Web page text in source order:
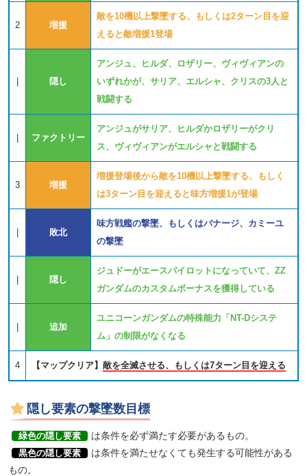
2 増援
敵を10機以上撃墜する、もしくは2ターン目を迎
えると敵増援1登場
| 隠し
アンジュ、ヒルダ、ロザリー、ヴィヴィアンの
いずれかが、サリア、エルシャ、クリスの3人と
戦闘する
| ファクトリー
アンジュがサリア、ヒルダかロザリーがクリ
ス、ヴィヴィアンがエルシャと戦闘する
3 増援
増援登場後から敵を10機以上撃墜する、もしく
は3ターン目を迎えると味方増援1が登場
| 敗北
味方戦艦の撃墜、もしくはバナージ、カミーユ
の撃墜
| 隠し
ジュドーがエースパイロットになっていて、ZZ
ガンダムのカスタムボーナスを獲得している
| 追加
ユニコーンガンダムの特殊能力「NT-Dシステ
ム」の制限がなくなる
4 【マップクリア】 敵を全滅させる、もしくは7ターン目を迎える
隠し要素の撃墜数目標
緑色の隠し要素 は条件を必ず満たす必要があるもの。
黒色の隠し要素
は条件を満たせなくても発生する可能性がある
もの。